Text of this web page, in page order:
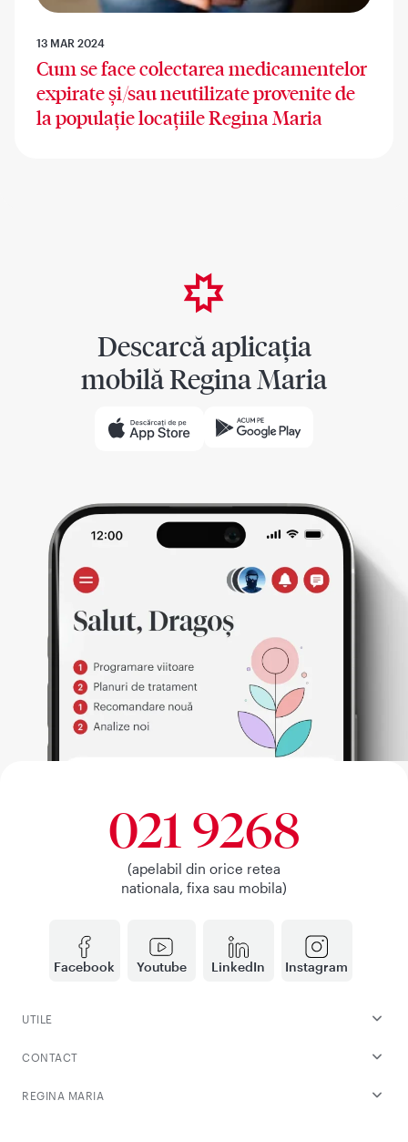
13 MAR 2024
Cum se face colectarea medicamentelor
expirate și/sau neutilizate provenite de
la populație locațiile Regina Maria
Descarcă aplicația
mobilă Regina Maria
Facebook Youtube LinkedIn Instagram
021 9268
(apelabil din orice retea
nationala, fixa sau mobila)
UTILE
CONTACT
REGINA MARIA